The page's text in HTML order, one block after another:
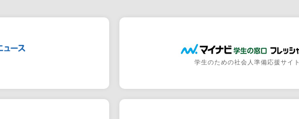
学生のための社会人準備応援サイト